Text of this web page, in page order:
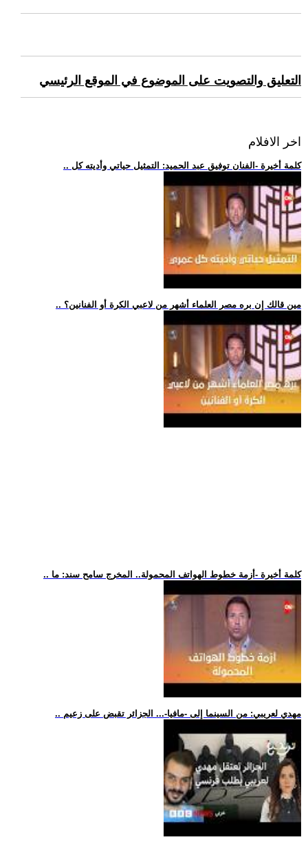
التعليق والتصويت على الموضوع في الموقع الرئيسي
اخر الافلام
.. كلمة أخيرة -الفنان توفيق عبد الحميد: التمثيل حياتي وأديته كل
.. مين قالك إن بره مصر العلماء أشهر من لاعبي الكرة أو الفنانين؟
.. كلمة أخيرة -أزمة خطوط الهواتف المحمولة.. المخرج سامح سند: ما
.. مهدي لعريبي: من السينما إلى -مافيا-... الجزائر تقبض على زعيم